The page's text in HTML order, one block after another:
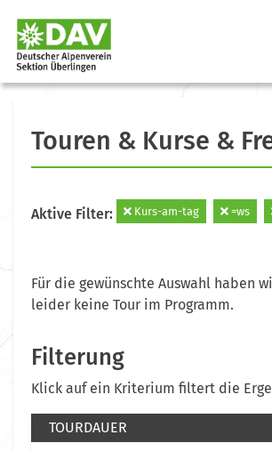
Touren & Kurse &
Aktive Filter: Kurs-am-tag =ws
Für die gewünschte Auswahl haben
leider keine Tour im Programm.
Filterung
Klick auf ein Kriterium filtert die
TOURDAUER